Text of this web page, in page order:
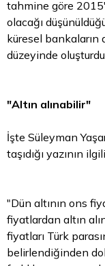
tahmine göre
olacağı
küresel
düzeyinde
"Altın alınabilir"
İşte Süleyman
taşıdığı yazının
"Dün altının ons
fiyatlardan altın
fiyatları Türk
belirlendiğinden